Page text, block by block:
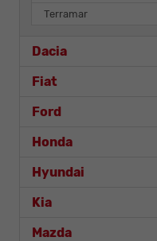
Terramar
Dacia
Fiat
Ford
Honda
Hyundai
Kia
Mazda